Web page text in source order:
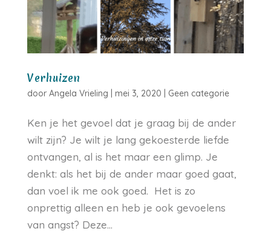
Verhuizen
door Angela Vrieling mei 3, 2020 Geen categorie
Ken je het gevoel dat je graag bij de ander
wilt zijn? Je wilt je lang gekoesterde liefde
ontvangen, al is het maar een glimp. Je
denkt: als het bij de ander maar goed gaat,
dan voel ik me ook goed. Het is zo
onprettig alleen en heb je ook gevoelens
van angst? Deze...